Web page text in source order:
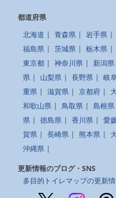
都道府県
北海道 | 青森県 | 岩手県 |
福島県 | 茨城県 | 栃木県 |
東京都 | 神奈川県 | 新潟県
県 | 山梨県 | 長野県 | 岐
重県 | 滋賀県 | 京都府 |
和歌山県 | 鳥取県 | 島根県
県 | 徳島県 | 香川県 | 愛
賀県 | 長崎県 | 熊本県 |
沖縄県 |
更新情報のブログ・SNS
多目的トイレマップの更新